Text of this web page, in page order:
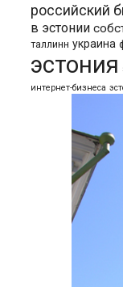
российский
в эстонии
таллинн украина
эстония
интернет-бизнеса